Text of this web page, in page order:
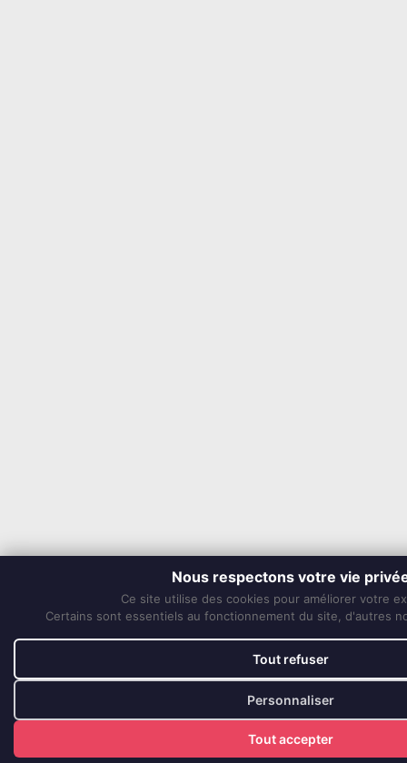
Nous respectons votre vie
Ce site utilise des cookies pour améliorer votre
Certains sont essentiels au fonctionnement du site, d'autres
Tout refuser
Personnaliser
Tout accepter